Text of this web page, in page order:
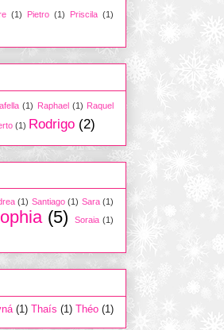
(1) Pietro (1) Priscila (1)
(1) Raphael (1) Raquel
(1) Rodrigo (2)
(1) Santiago (1) Sara (1)
(5) Soraia (1)
(1) Thaís (1) Théo (1)